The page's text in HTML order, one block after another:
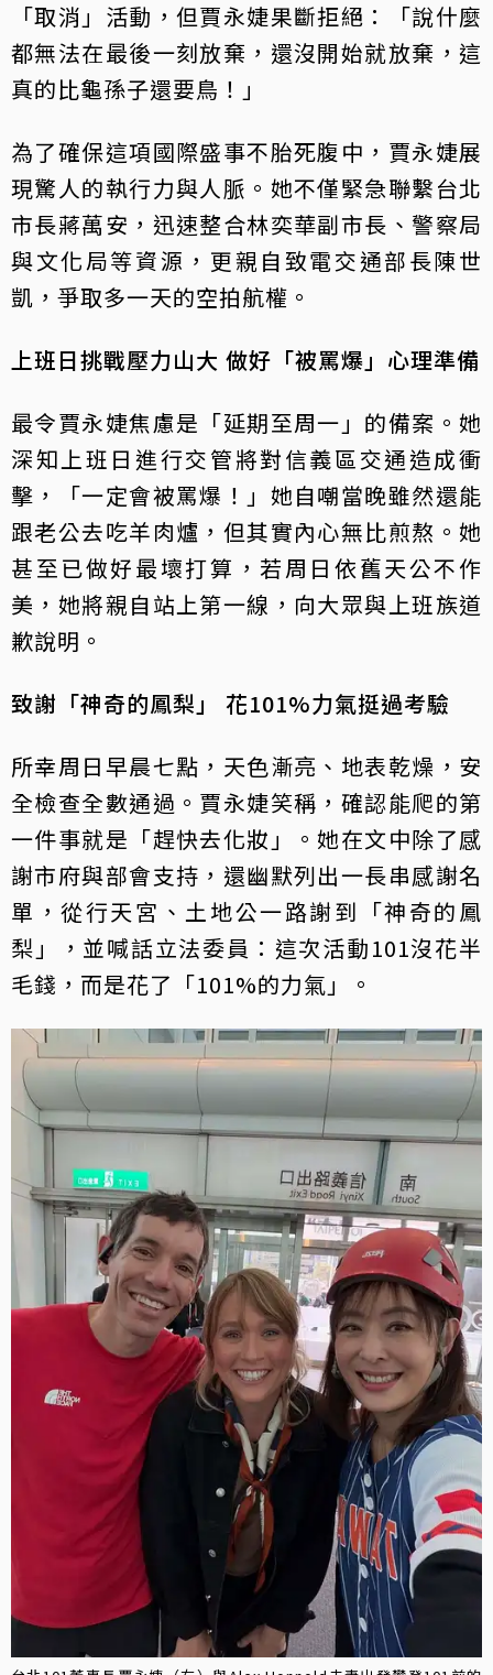
「取消」活動，但賈永婕果斷拒絕：「說什麼
都無法在最後一刻放棄，還沒開始就放棄，這
真的比龜孫子還要鳥！」
為了確保這項國際盛事不胎死腹中，賈永婕展
現驚人的執行力與人脈。她不僅緊急聯繫台北
市長蔣萬安，迅速整合林奕華副市長、警察局
與文化局等資源，更親自致電交通部長陳世
凱，爭取多一天的空拍航權。
上班日挑戰壓力山大 做好「被罵爆」心理準備
最令賈永婕焦慮是「延期至周一」的備案。她
深知上班日進行交管將對信義區交通造成衝
擊，「一定會被罵爆！」她自嘲當晚雖然還能
跟老公去吃羊肉爐，但其實內心無比煎熬。她
甚至已做好最壞打算，若周日依舊天公不作
美，她將親自站上第一線，向大眾與上班族道
歉說明。
致謝「神奇的鳳梨」 花101%力氣挺過考驗
所幸周日早晨七點，天色漸亮、地表乾燥，安
全檢查全數通過。賈永婕笑稱，確認能爬的第
一件事就是「趕快去化妝」。她在文中除了感
謝市府與部會支持，還幽默列出一長串感謝名
單，從行天宮、土地公一路謝到「神奇的鳳
梨」，並喊話立法委員：這次活動101沒花半
毛錢，而是花了「101%的力氣」。